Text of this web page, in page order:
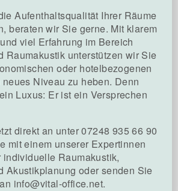
Aufenthaltsqualität Ihrer Räume
beraten wir Sie gerne. Mit klarem
viel Erfahrung im Bereich
Raumakustik unterstützen wir Sie
oder hotelbezogenen
Niveau zu heben. Denn
Luxus: Er ist ein Versprechen
direkt an unter07248 935 66 90
mit einem unserer Expertinnen
individuelle Raumakustik,
Akustikplanung oder senden Sie
info@vital-office.net.